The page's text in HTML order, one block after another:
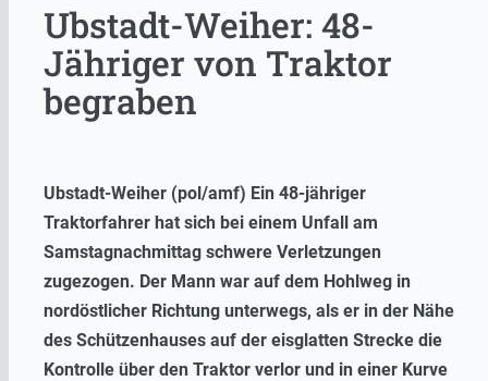
Ubstadt-Weiher: 48-
Jähriger von Traktor
begraben
Ubstadt-Weiher (pol/amf) Ein 48-jähriger
Traktorfahrer hat sich bei einem Unfall am
Samstagnachmittag schwere Verletzungen
zugezogen. Der Mann war auf dem Hohlweg in
nordöstlicher Richtung unterwegs, als er in der Nähe
des Schützenhauses auf der eisglatten Strecke die
Kontrolle über den Traktor verlor und in einer Kurve